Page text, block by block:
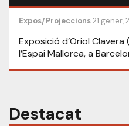
Expos/Projeccions21 gener,
Exposició d’Oriol Clavera
l’Espai Mallorca, a
Destacat